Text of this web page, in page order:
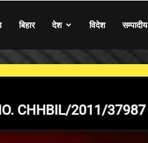
बिहार देश विदेश सम्पादीय